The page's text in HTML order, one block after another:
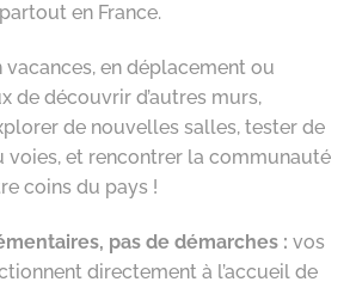
en France.
vacances, en déplacement ou
de découvrir d’autres murs,
de nouvelles salles, tester de
voies, et rencontrer la communauté
coins du pays !
pas de démarches : vos
directement à l’accueil de